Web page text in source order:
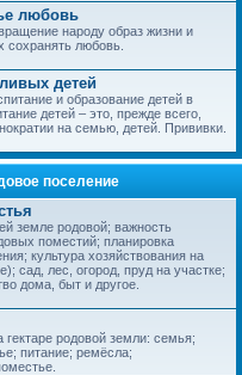
любовь
народу образ жизни и
сохранять любовь.
детей
и образование детей в
детей – это, прежде всего,
на семью, детей. Прививки.
поселение
земле родовой; важность
поместий; планировка
культура хозяйствования на
сад, лес, огород, пруд на участке;
дома, быт и другое.
родовой земли: семья;
питание; ремёсла;